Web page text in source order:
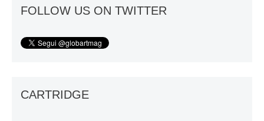
FOLLOW US ON TWITTER
CARTRIDGE